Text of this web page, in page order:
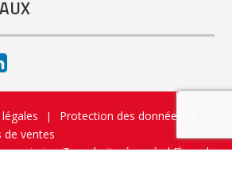
| Protection des données
de ventes
Tous droits réservés|Flippad